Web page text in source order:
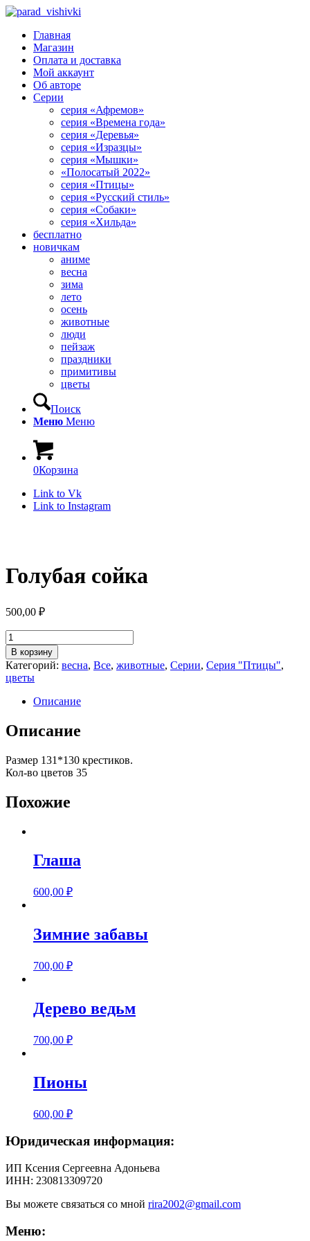
Главная
Магазин
Оплата и доставка
Мой аккаунт
Об авторе
Серии
серия «Афремов»
серия «Времена года»
серия «Деревья»
серия «Изразцы»
серия «Мышки»
«Полосатый 2022»
серия «Птицы»
серия «Русский стиль»
серия «Собаки»
серия «Хильда»
бесплатно
новичкам
аниме
весна
зима
лето
осень
животные
люди
пейзаж
праздники
примитивы
цветы
Поиск
Меню Меню
0Корзина
Link to Vk
Link to Instagram
Голубая сойка
500,00 ₽
Количество
товара
Голубая
сойка
В корзину
Категорий: весна, Все, животные, Серии, Серия "Птицы",
цветы
Описание
Описание
Размер 131*130 крестиков.
Кол-во цветов 35
Похожие
Глаша
600,00 ₽
Зимние забавы
700,00 ₽
Дерево ведьм
700,00 ₽
Пионы
600,00 ₽
Юридическая информация:
ИП Ксения Сергеевна Адоньева
ИНН: 230813309720
Вы можете связаться со мной rira2002@gmail.com
Меню: